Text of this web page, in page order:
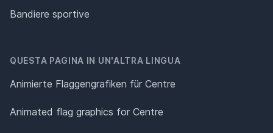
Bandiere sportive
QUESTA PAGINA IN UN'ALTRA LINGUA
Animierte Flaggengrafiken für Centre
Animated flag graphics for Centre